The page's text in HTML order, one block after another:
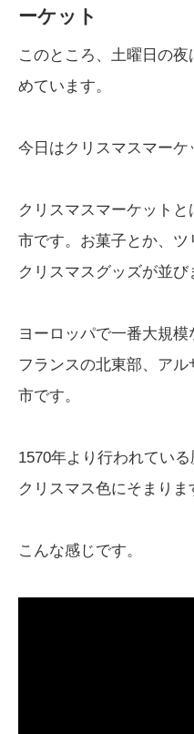
ーケット
このところ、土曜日の
めています。
今日はクリスマスマーケ
クリスマスマーケット
市です。お菓子とか、ツ
クリスマスグッズが並び
ヨーロッパで一番大規模
フランスの北東部、ア
市です。
1570年より行われてい
クリスマス色にそまりま
こんな感じです。